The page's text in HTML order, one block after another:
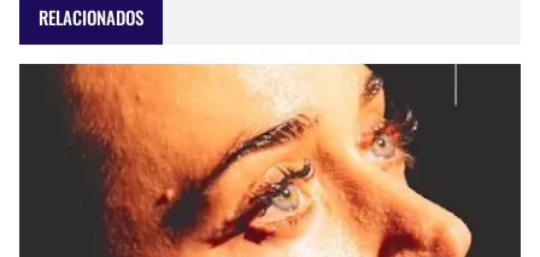
RELACIONADOS